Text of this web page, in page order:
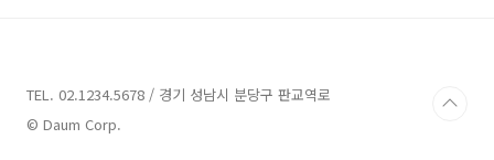
SQL을 다루고..
TEL. 02.1234.5678 / 경기 성남시 분당구 판교역로
© Daum Corp.